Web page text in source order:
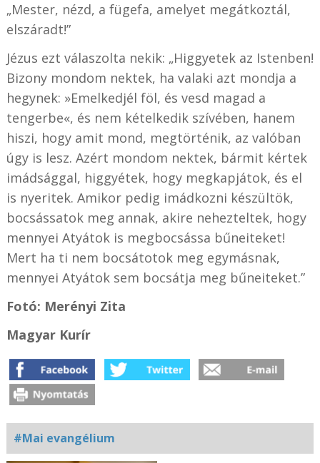
„Mester, nézd, a fügefa, amelyet megátkoztál,
elszáradt!”
Jézus ezt válaszolta nekik: „Higgyetek az Istenben!
Bizony mondom nektek, ha valaki azt mondja a
hegynek: »Emelkedjél föl, és vesd magad a
tengerbe«, és nem kételkedik szívében, hanem
hiszi, hogy amit mond, megtörténik, az valóban
úgy is lesz. Azért mondom nektek, bármit kértek
imádsággal, higgyétek, hogy megkapjátok, és el
is nyeritek. Amikor pedig imádkozni készültök,
bocsássatok meg annak, akire nehezteltek, hogy
mennyei Atyátok is megbocsássa bűneiteket!
Mert ha ti nem bocsátotok meg egymásnak,
mennyei Atyátok sem bocsátja meg bűneiteket.”
Fotó: Merényi Zita
Magyar Kurír
#Mai evangélium